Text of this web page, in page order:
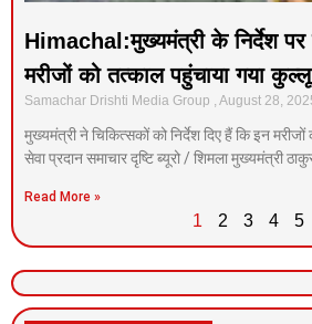
Himachal:मुख्यमंत्री के निर्देश पर
मरीजों को तत्काल पहुंचाया गया
Samachar Drishti Media Group August 28,
मुख्यमंत्री ने चिकित्सकों को निर्देश दिए हैं कि इन
सेवा प्रदान समाचार दृष्टि ब्यूरो / शिमला मुख्यमंत्री
Read More »
1 2 3 4 5